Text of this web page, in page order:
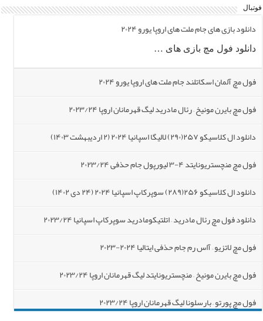
فوتبال
دانلود بازی های جام ملت های اروپا یورو ۲۰۲۴
دانلود فول مچ بازی های …
فول مچ آلمان اسکاتلند جام ملت های اروپا یورو ۲۰۲۴
فول مچ بایرن مونیخ – رئال مادرید لیگ قهرمانان اروپا ۲۰۲۳/۲۴
دانلود ال کلاسیکو ۲۵۷(۲۹۰) لالیگا اسپانیا ۲۰۲۴ (۲ اردیبهشت ۱۴۰۳)
فول مچ منچستریونایتد ۴-۳ لیورپول جام حذفی ۲۰۲۳/۲۴
دانلود ال کلاسیکو ۲۵۶(۲۸۹) سوپرکاپ اسپانیا ۲۰۲۴ (۲۴ دی ۱۴۰۲)
دانلود فول مچ رئال مادرید – اتلتیکومادرید سوپرکاپ اسپانیا ۲۰۲۳/۲۴
فول مچ لاتزیو – آاس رم جام حذفی ایتالیا ‎۲۰۲۳-۲۰۲۴
فول مچ بایرن مونیخ – منچستریونایتد لیگ قهرمانان اروپا ۲۰۲۳/۲۴
فول مچ پورتو – بارسلونا لیگ قهرمانان اروپا ۲۰۲۳/۲۴